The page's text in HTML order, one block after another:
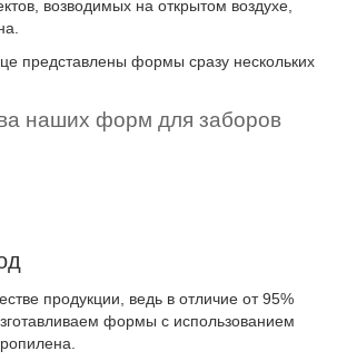
возводимых на открытом воздухе,
представлены формы сразу нескольких
наших форм для заборов
продукции, ведь в отличие от 95%
формы с использованием